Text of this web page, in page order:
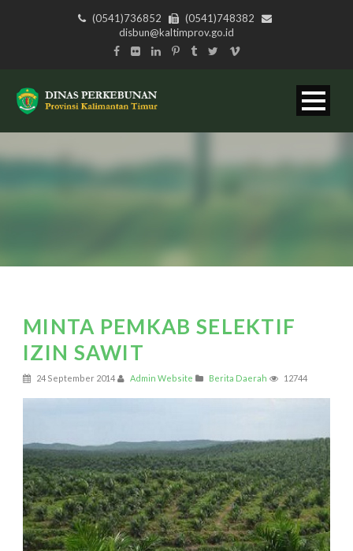
(0541)736852
(0541)748382
disbun@kaltimprov.go.id
MINTA PEMKAB SELEKTIF
IZIN SAWIT
24 September 2014 Admin Website Berita Daerah 12744